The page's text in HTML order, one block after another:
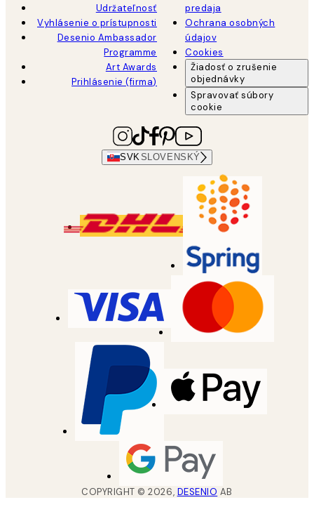
Udržateľnosť
Vyhlásenie o prístupnosti
Desenio Ambassador
Programme
Art Awards
Prihlásenie (firma)
predaja
Ochrana osobných
údajov
Cookies
Žiadosť o zrušenie
objednávky
Spravovať súbory
cookie
SVKSLOVENSKÝ
COPYRIGHT ©2026, DESENIO AB